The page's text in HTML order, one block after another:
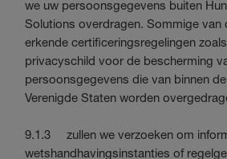
we uw persoonsgegevens buiten
Solutions overdragen. Sommige van
erkende certificeringsregelingen
privacyschild voor de bescherming
persoonsgegevens die van binnen
Verenigde Staten worden
9.1.3 zullen we verzoeken om
wetshandhavingsinstanties of